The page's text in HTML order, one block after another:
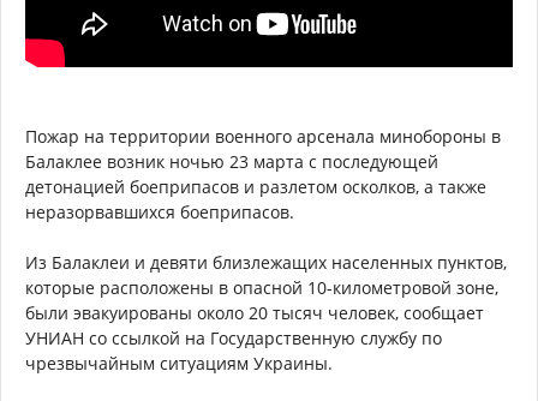
Пожар на территории военного арсенала минобороны в
Балаклее возник ночью 23 марта с последующей
детонацией боеприпасов и разлетом осколков, а также
неразорвавшихся боеприпасов.
Из Балаклеи и девяти близлежащих населенных пунктов,
которые расположены в опасной 10-километровой зоне,
были эвакуированы около 20 тысяч человек, сообщает
УНИАН со ссылкой на Государственную службу по
чрезвычайным ситуациям Украины.